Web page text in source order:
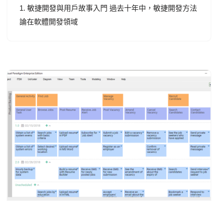
1. 敏捷開發與用戶故事入門 過去十年中，敏捷開發方法
論在軟體開發領域